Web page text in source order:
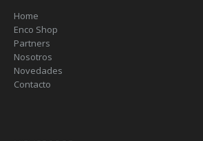
Home
Enco Shop
Partners
Nosotros
Novedades
Contacto